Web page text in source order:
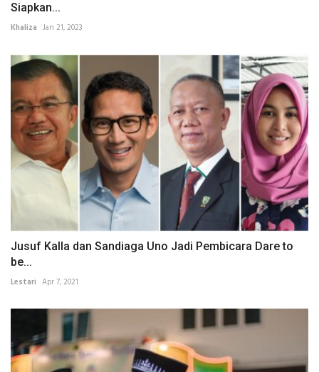
Siapkan...
Khaliza Jan 21, 2023
Jusuf Kalla dan Sandiaga Uno Jadi Pembicara Dare to
be...
Lestari Apr 7, 2021